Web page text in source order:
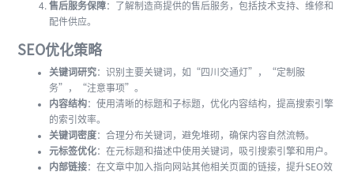
售后服务保障：了解制造商提供的售后服务，包括技术支持、维修和
配件供应。
SEO优化策略
关键词研究：识别主要关键词，如“四川交通灯”，“定制服
务”，“注意事项”。
内容结构：使用清晰的标题和子标题，优化内容结构，提高搜索引擎
的索引效率。
关键词密度：合理分布关键词，避免堆砌，确保内容自然流畅。
元标签优化：在元标题和描述中使用关键词，吸引搜索引擎和用户。
内部链接：在文章中加入指向网站其他相关页面的链接，提升SEO效